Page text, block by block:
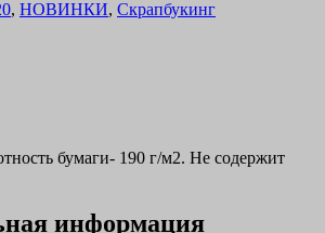
, НОВИНКИ, Скрапбукинг
бумаги- 190 г/м2. Не содержит
информация